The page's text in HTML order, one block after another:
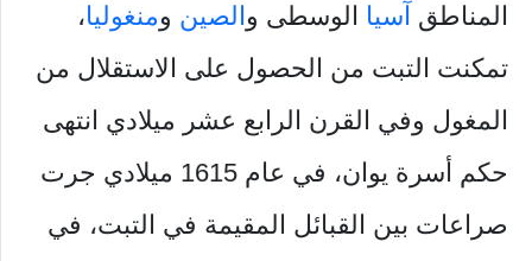
المناطق آسيا الوسطى والصين ومنغوليا،
تمكنت التبت من الحصول على الاستقلال من
المغول وفي القرن الرابع عشر ميلادي انتهى
حكم أسرة يوان، في عام 1615 ميلادي جرت
صراعات بين القبائل المقيمة في التبت، في